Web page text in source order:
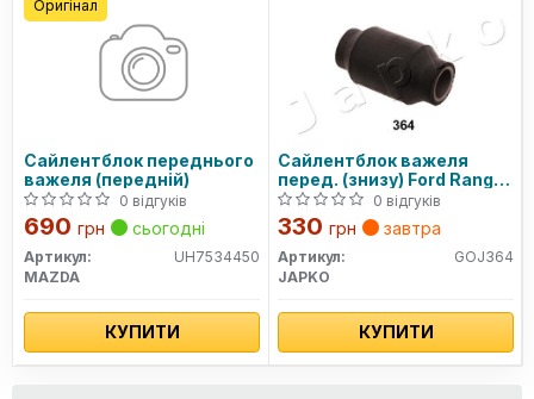
Сайлентблок переднього
важеля (передній)
0 відгуків
690 грн сьогодні
Артикул:
UH7534450
MAZDA
КУПИТИ
Оригінал
Сайлентблок важеля
перед. (знизу) Ford Ranger
99-12
0 відгуків
330 грн завтра
Артикул:
GOJ364
JAPKO
КУПИТИ